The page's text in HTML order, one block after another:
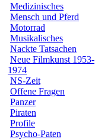
Medizinisches
Mensch und Pferd
Motorrad
Musikalisches
Nackte Tatsachen
Neue Filmkunst 1953-
1974
NS-Zeit
Offene Fragen
Panzer
Piraten
Profile
Psycho-Paten